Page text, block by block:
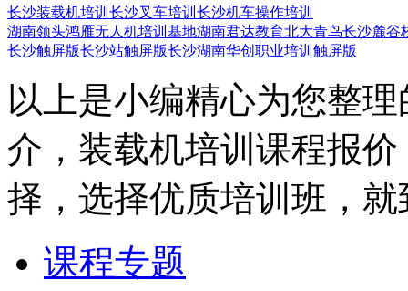
长沙装载机培训 长沙叉车培训 长沙机车操作培训
湖南领头鸿雁无人机培训基地湖南君达教育北大青鸟长沙麓谷
长沙触屏版长沙站触屏版长沙湖南华创职业培训触屏版
以上是小编精心为您整
介，装载机培训课程报
择，选择优质培训班，
课程专题